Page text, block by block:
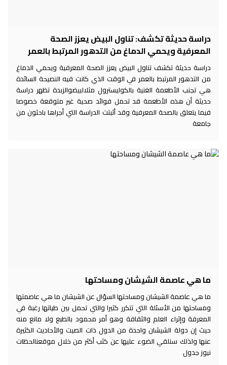
دراسة حديثة تكشف: تناول البيض يعزز الصحة
المعرفية ويحمي الدماغ من التدهور المرتبط بالعمر
دراسة حديثة تكشف تناول البيض يعزز الصحة المعرفية ويحمي الدماغ
من التدهور المرتبط بالعمر في الوقت الذي كانت فيه النصيحة السائدة
هي تجنب الأطعمة الغنية بالكوليسترول مثلالبيضوالزبدة تظهر دراسة
حديثة أن هذه الأطعمة قد تحمل فوائد صحية غير متوقعة خصوصا
فيما يتعلق بالصحة المعرفية وقد أثبتت الدراسة التي أجراها باحثون من
جامعة
ما هي عاصمة الشيشان ومساحتها
ما هي عاصمة الشيشان ومساحتها السؤال عن الشيشان ما هي عاصمتها
ومساحتها من الأسئلة التي تتكرر كثيرا والتي تحمل بين طياتها رغبة في
المعرفة وإثراء العلم والثقافة وهو أمر محمود بالطبع ولا مانع منه
حيث إن دولة الشيشان واحدة من الدول ذات الصيت والأحاديث الكثيرة
عنها ولذلك سنلقي الضوء عليها عن كثب أكثر من خلال موقعنالحظات
نيوز جدول